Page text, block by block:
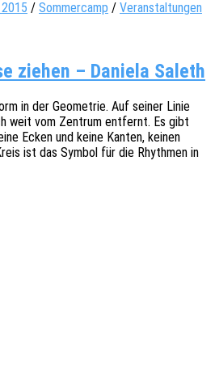
/ Sommercamp / Veranstaltungen
ziehen – Daniela Saleth
in der Geome­trie. Auf seiner Linie
weit vom Zentrum entfernt. Es gibt
Ecken und keine Kanten, keinen
ist das Symbol für die Rhyth­men in